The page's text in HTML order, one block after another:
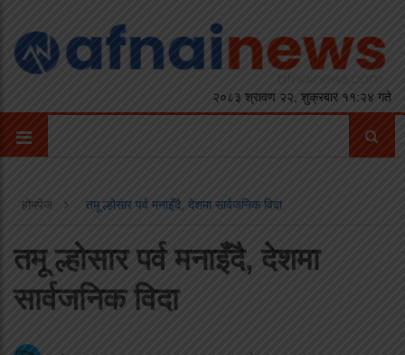
२०८३ श्रावण २२, शुक्रबार ११:२४ गते
होमपेज तमू ल्होसार पर्व मनाइँदै, देशमा सार्वजनिक विदा
तमू ल्होसार पर्व मनाइँदै, देशमा
सार्वजनिक विदा